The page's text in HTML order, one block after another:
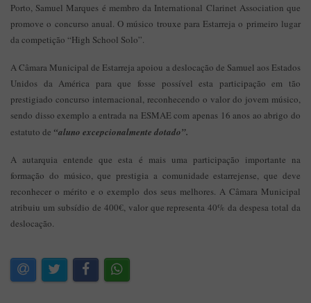
Porto, Samuel Marques é membro da International Clarinet Association que
promove o concurso anual. O músico trouxe para Estarreja o primeiro lugar
da competição “High School Solo”.
A Câmara Municipal de Estarreja apoiou a deslocação de Samuel aos Estados
Unidos da América para que fosse possível esta participação em tão
prestigiado concurso internacional, reconhecendo o valor do jovem músico,
sendo disso exemplo a entrada na ESMAE com apenas 16 anos ao abrigo do
estatuto de “aluno excepcionalmente dotado”.
A autarquia entende que esta é mais uma participação importante na
formação do músico, que prestigia a comunidade estarrejense, que deve
reconhecer o mérito e o exemplo dos seus melhores. A Câmara Municipal
atribuiu um subsídio de 400€, valor que representa 40% da despesa total da
deslocação.